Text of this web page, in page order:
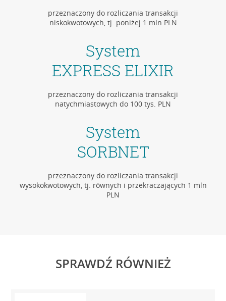
przeznaczony do rozliczania transakcji
niskokwotowych, tj. poniżej 1 mln PLN
System
EXPRESS ELIXIR
przeznaczony do rozliczania transakcji
natychmiastowych do 100 tys. PLN
System
SORBNET
przeznaczony do rozliczania transakcji
wysokokwotowych, tj. równych i przekraczających 1 mln
PLN
SPRAWDŹ RÓWNIEŻ